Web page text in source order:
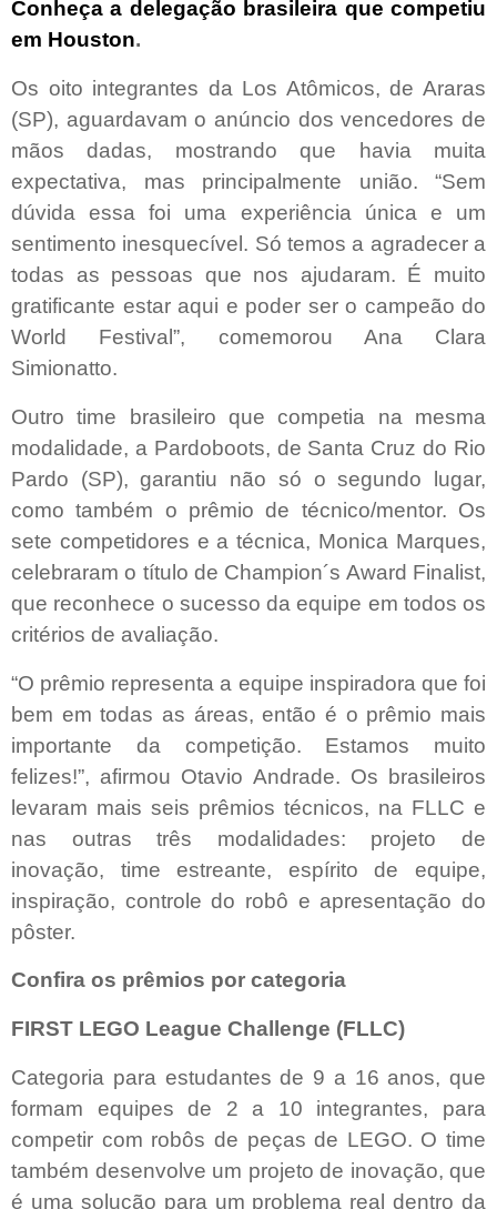
Conheça a delegação brasileira que competiu
em Houston.
Os oito integrantes da Los Atômicos, de Araras
(SP), aguardavam o anúncio dos vencedores de
mãos dadas, mostrando que havia muita
expectativa, mas principalmente união. “Sem
dúvida essa foi uma experiência única e um
sentimento inesquecível. Só temos a agradecer a
todas as pessoas que nos ajudaram. É muito
gratificante estar aqui e poder ser o campeão do
World Festival”, comemorou Ana Clara
Simionatto.
Outro time brasileiro que competia na mesma
modalidade, a Pardoboots, de Santa Cruz do Rio
Pardo (SP), garantiu não só o segundo lugar,
como também o prêmio de técnico/mentor. Os
sete competidores e a técnica, Monica Marques,
celebraram o título de Champion´s Award Finalist,
que reconhece o sucesso da equipe em todos os
critérios de avaliação.
“O prêmio representa a equipe inspiradora que foi
bem em todas as áreas, então é o prêmio mais
importante da competição. Estamos muito
felizes!”, afirmou Otavio Andrade. Os brasileiros
levaram mais seis prêmios técnicos, na FLLC e
nas outras três modalidades: projeto de
inovação, time estreante, espírito de equipe,
inspiração, controle do robô e apresentação do
pôster.
Confira os prêmios por categoria
FIRST LEGO League Challenge (FLLC)
Categoria para estudantes de 9 a 16 anos, que
formam equipes de 2 a 10 integrantes, para
competir com robôs de peças de LEGO. O time
também desenvolve um projeto de inovação, que
é uma solução para um problema real dentro da